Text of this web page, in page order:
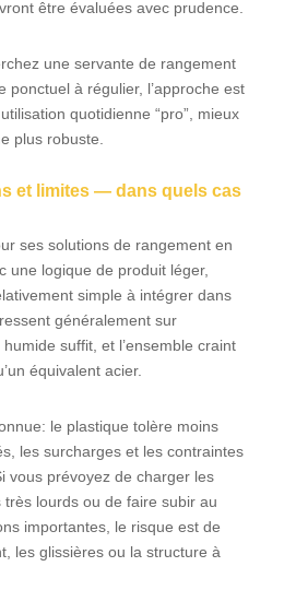
être évaluées avec prudence.
une servante de rangement
ponctuel à régulier, l’approche est
quotidienne “pro”, mieux
plus robuste.
et limites — dans quels cas
ses solutions de rangement en
une logique de produit léger,
simple à intégrer dans
généralement sur
suffit, et l’ensemble craint
équivalent acier.
le plastique tolère moins
les surcharges et les contraintes
vous prévoyez de charger les
lourds ou de faire subir au
importantes, le risque est de
les glissières ou la structure à